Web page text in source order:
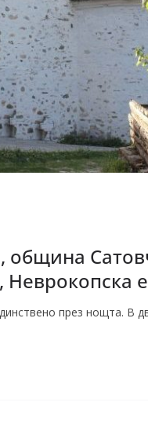
община
Неврокопска
през нощта. В